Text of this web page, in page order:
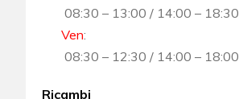
08:30 – 13:00 / 14:00 – 18:30
Ven:
08:30 – 12:30 / 14:00 – 18:00
Ricambi